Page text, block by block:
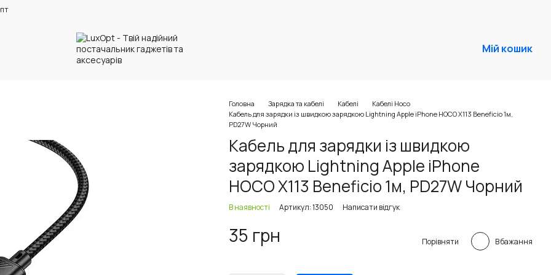
Мій кошик
Головна Зарядка та кабелі Кабелі
Кабелі Hoco
Кабель для зарядки із швидкою зарядкою Lightning Apple iPhone HOCO X113 Beneficio 1м,
PD27W Чорний
Кабель для зарядки із швидкою
зарядкою Lightning Apple iPhone
HOCO X113 Beneficio 1м, PD27W Чорний
В наявності Артикул: 13050 Написати відгук
35 грн Порівняти В бажання